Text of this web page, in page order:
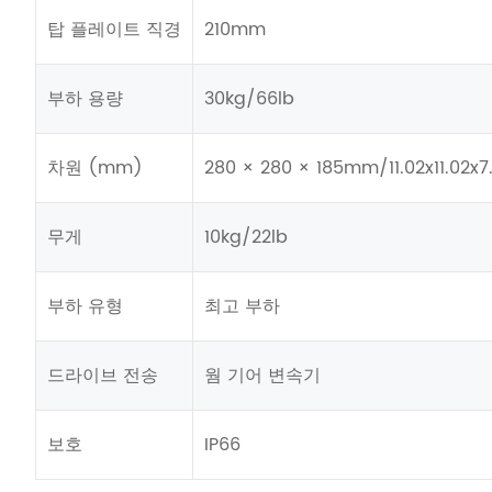
탑 플레이트 직경 210mm
부하 용량 30kg/66lb
차원 (mm) 280 × 280 × 185mm/
무게 10kg/22lb
부하 유형 최고 부하
드라이브 전송 웜 기어 변속기
보호 IP66